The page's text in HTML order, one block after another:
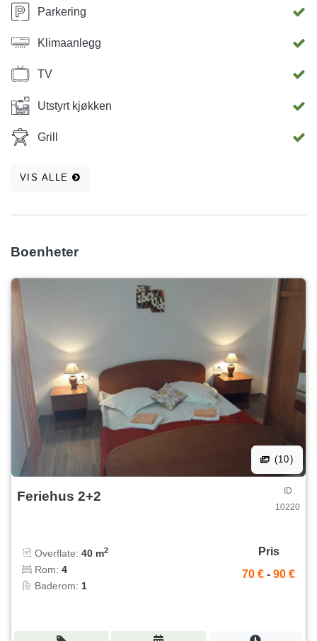
Parkering
Klimaanlegg
TV
Utstyrt kjøkken
Grill
VIS ALLE
Boenheter
(10)
Feriehus 2+2
ID
10220
Overflate: 40 m2
Rom: 4
Baderom: 1
Pris
70 € - 90 €